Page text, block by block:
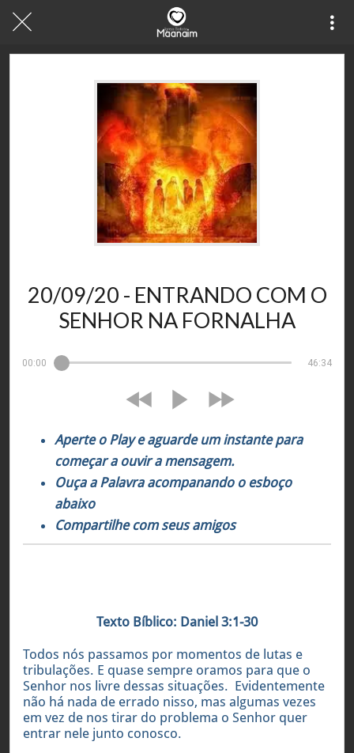
20/09/20 - ENTRANDO COM O
SENHOR NA FORNALHA
00:00 46:34
Aperte o Play e aguarde um instante para
começar a ouvir a mensagem.
Ouça a Palavra acompanando o esboço
abaixo
Compartilhe com seus amigos
Texto Bíblico: Daniel 3:1-30
Todos nós passamos por momentos de lutas e
tribulações. E quase sempre oramos para que o
Senhor nos livre dessas situações. Evidentemente
não há nada de errado nisso, mas algumas vezes
em vez de nos tirar do problema o Senhor quer
entrar nele junto conosco.